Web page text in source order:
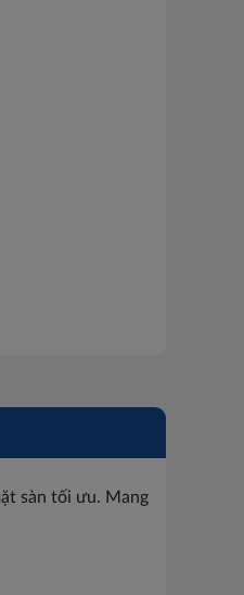
sàn tối ưu. Mang